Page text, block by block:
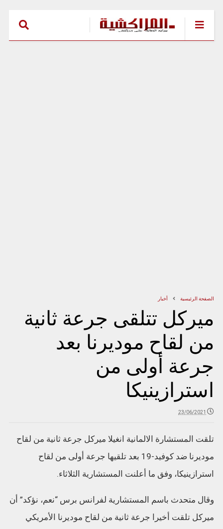
الصفحة الرئيسية أخبار
ميركل تتلقى جرعة ثانية
من لقاح موديرنا بعد
جرعة أولى من
استرازينيكا
23/06/2021
تلقت المستشارة الالمانية انغيلا ميركل جرعة ثانية من لقاح
موديرنا ضد كوفيد-19 بعد تلقيها جرعة أولى من لقاح
استرازينيكا، وفق ما أعلنت المستشارية الثلاثاء.
وقال متحدث باسم المستشارية لفرانس برس “نعم، نؤكد” أن
ميركل تلقت أخيرا جرعة ثانية من لقاح موديرنا الأمريكي